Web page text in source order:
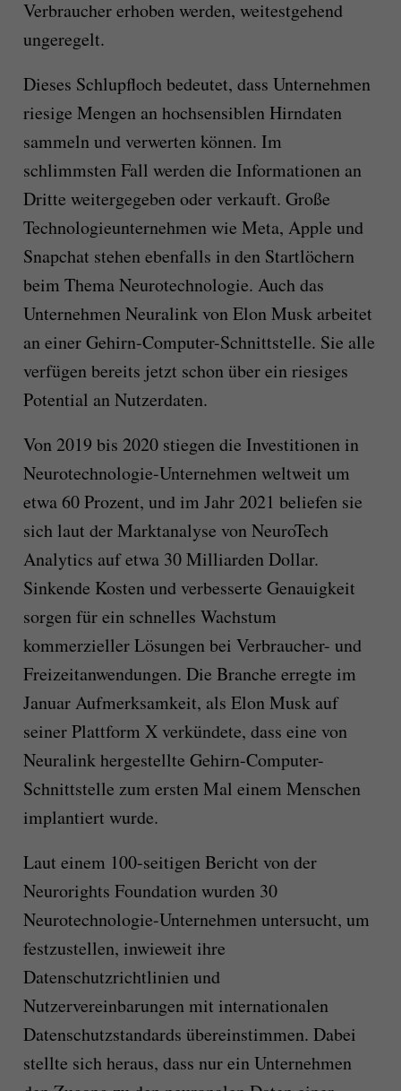
Verbraucher erhoben werden, weitestgehend
ungeregelt.
Dieses Schlupfloch bedeutet, dass Unternehmen
riesige Mengen an hochsensiblen Hirndaten
sammeln und verwerten können. Im
schlimmsten Fall werden die Informationen an
Dritte weitergegeben oder verkauft. Große
Technologieunternehmen wie Meta, Apple und
Snapchat stehen ebenfalls in den Startlöchern
beim Thema Neurotechnologie. Auch das
Unternehmen Neuralink von Elon Musk arbeitet
an einer Gehirn-Computer-Schnittstelle. Sie alle
verfügen bereits jetzt schon über ein riesiges
Potential an Nutzerdaten.
Von 2019 bis 2020 stiegen die Investitionen in
Neurotechnologie-Unternehmen weltweit um
etwa 60 Prozent, und im Jahr 2021 beliefen sie
sich laut der Marktanalyse von NeuroTech
Analytics auf etwa 30 Milliarden Dollar.
Sinkende Kosten und verbesserte Genauigkeit
sorgen für ein schnelles Wachstum
kommerzieller Lösungen bei Verbraucher- und
Freizeitanwendungen. Die Branche erregte im
Januar Aufmerksamkeit, als Elon Musk auf
seiner Plattform X verkündete, dass eine von
Neuralink hergestellte Gehirn-Computer-
Schnittstelle zum ersten Mal einem Menschen
implantiert wurde.
Laut einem 100-seitigen Bericht von der
Neurorights Foundation wurden 30
Neurotechnologie-Unternehmen untersucht, um
festzustellen, inwieweit ihre
Datenschutzrichtlinien und
Nutzervereinbarungen mit internationalen
Datenschutzstandards übereinstimmen. Dabei
stellte sich heraus, dass nur ein Unternehmen